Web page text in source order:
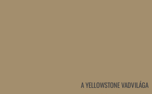
A YELLOWSTONE VADVILÁGA